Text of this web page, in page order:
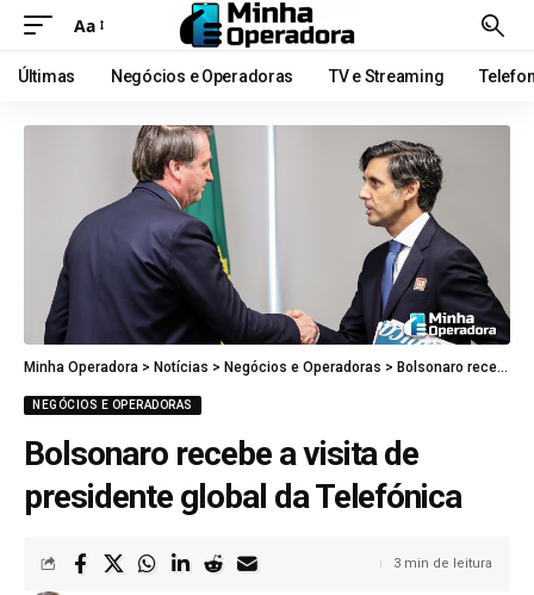
Aa
Últimas Negócios e Operadoras TV e Streaming
Minha Operadora > Notícias > Negócios e Operadoras > Bolsonaro recebe a visita de presidente global da Telefónica
NEGÓCIOS E OPERADORAS
Bolsonaro recebe a visita de
presidente global da Telefónica
3 min de leitura